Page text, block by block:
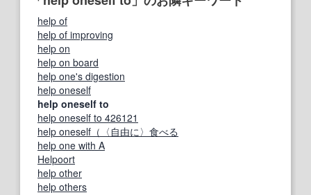
help of
help of improving
help on
help on board
help one's digestion
help oneself
help oneself to
help oneself to 426121
help oneself（〈自由に〉食べる
help one with A
Helpoort
help other
help others